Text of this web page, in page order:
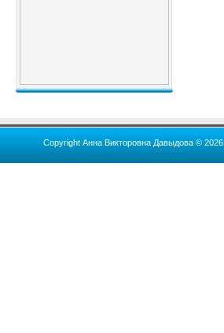
Copyright Анна Викторовна Давыдова © 2026